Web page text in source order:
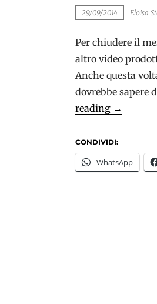
29/09/2014 Eloisa
Per chiudere il
altro video
Anche questa
dovrebbe sapere
reading I
della
demenza:
video
→
CONDIVIDI:
WhatsApp